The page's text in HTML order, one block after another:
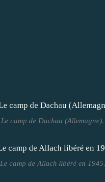
Le camp de Dachau (Allemagne).
Le camp de Allach libéré en 1945.